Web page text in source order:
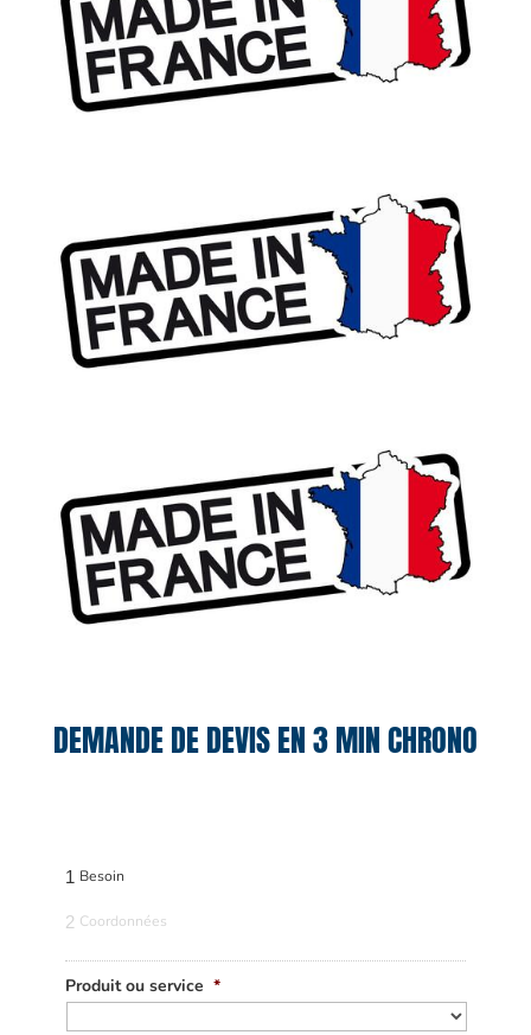
DEMANDE DE DEVIS EN 3 MIN CHRONO
1 Besoin
2 Coordonnées
Produit ou service *